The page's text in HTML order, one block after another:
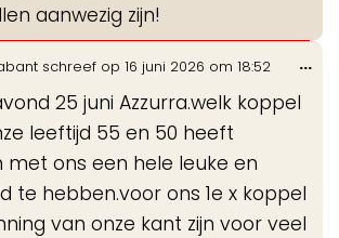
aanwezig zijn!
schreef op 16 juni 2026 om 18:52
25 juni Azzurra.welk koppel
leeftijd 55 en 50 heeft
met ons een hele leuke en
te hebben.voor ons 1e x koppel
van onze kant zijn voor veel
...